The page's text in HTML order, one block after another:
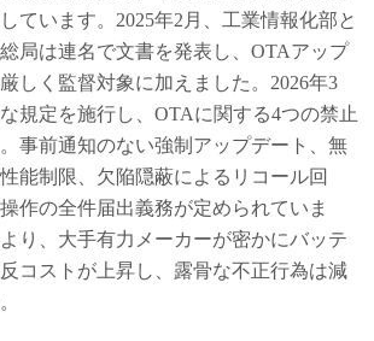
ています。2025年2月、工業情報化部と
局は連名で文書を発表し、OTAアップ
しく監督対象に加えました。2026年3
規定を施行し、OTAに関する4つの禁止
事前通知のない強制アップデート、無
能制限、欠陥隠蔽によるリコール回
作の全件届出義務が定められていま
り、大手有力メーカーが密かにバッテ
コストが上昇し、露骨な不正行為は減